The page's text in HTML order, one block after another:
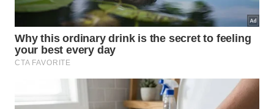
No Tao Te Ching, wu wei não significa
desistência. A ideia central é agir sem
violência contra o curso das coisas, evitando
impor força onde a medida, a simplicidade e
o tempo podem fazer melhor.